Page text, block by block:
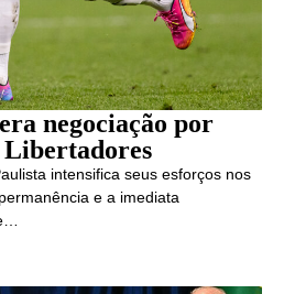
negociação por
intensifica seus esforços nos
e a imediata